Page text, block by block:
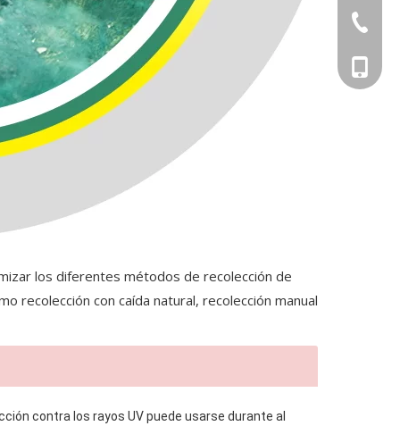
los diferentes métodos de recolección de
recolección con caída natural, recolección manual
contra los rayos UV puede usarse durante al
+86-
+86-